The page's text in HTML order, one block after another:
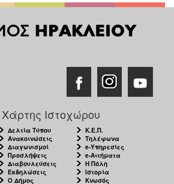
Χάρτης Ιστοχώρου
Δελτία Τύπου
Ανακοινώσεις
Διαγωνισμοί
Προσλήψεις
Διαβουλεύσεις
Εκδηλώσεις
Ο Δήμος
Κ.Ε.Π.
Τηλέφωνα
e-Υπηρεσίες
e-Αιτήματα
Η Πόλη
Ιστορία
Κνωσός